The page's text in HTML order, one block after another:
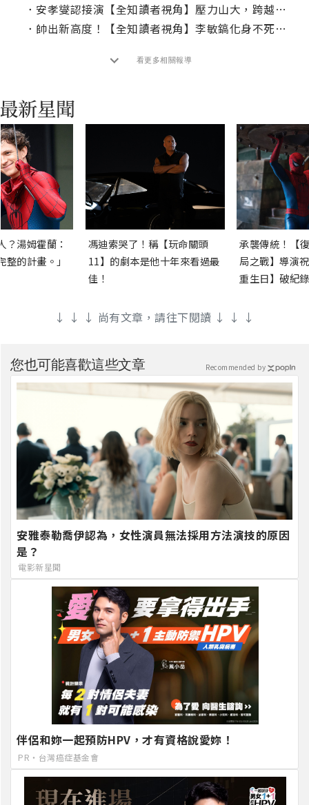
． 安孝燮認接演【全知讀者視角】壓力山大，跨越心魔打造「金獨子」
． 帥出新高度！【全知讀者視角】李敏鎬化身不死戰士助安孝燮改寫命運
看更多相關報導
？湯姆霍蘭：
的計畫。」
馮迪索哭了！稱【玩命關頭
11】的劇本是他十年來看過最
佳！
承襲傳統！【
局之戰】導演
重生日】破紀
↓ ↓ ↓ 尚有文章，請往下閱讀 ↓ ↓ ↓
您也可能喜歡這些文章
安雅泰勒喬伊認為，女性演員無法採用方法演技的原因
是？
電影新星聞
伴侶和妳一起預防HPV，才有資格說愛妳！
PR・台灣癌症基金會
Recommended by